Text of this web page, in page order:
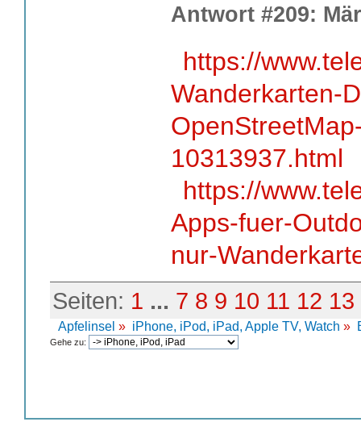
Antwort #209:
https://
Wanderkarten-
10313937.html
https://
Apps-fuer-
nur-
Seiten: 1 ... 7 8 9 10 11 12 13
Apfelinsel » iPhone, iPod, iPad, Apple TV, Watch »
Gehe zu: